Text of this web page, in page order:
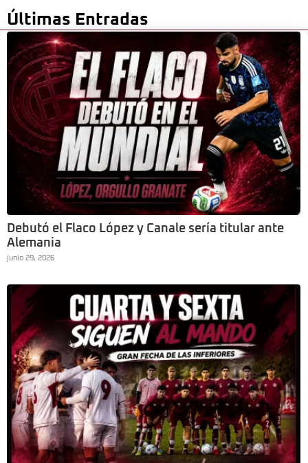
Últimas Entradas
Debutó el Flaco López y Canale sería titular ante
Alemania
junio 29, 2026